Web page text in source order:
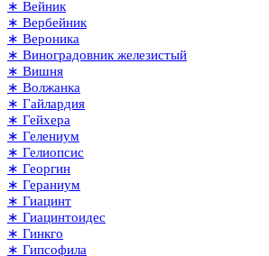
∗ Вейник
∗ Вербейник
∗ Вероника
∗ Виноградовник железистый
∗ Вишня
∗ Волжанка
∗ Гайлардия
∗ Гейхера
∗ Гелениум
∗ Гелиопсис
∗ Георгин
∗ Гераниум
∗ Гиацинт
∗ Гиацинтоидес
∗ Гинкго
∗ Гипсофила